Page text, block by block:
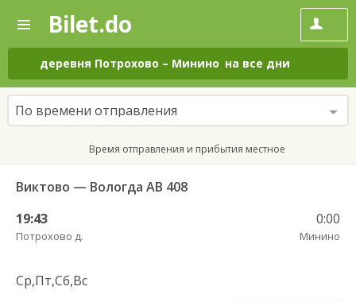
—
Поиск
и
покупка
билетов
на
автобус
онлайн
Bilet.do
деревня Потрохово – Минино на все дни
По времени отправления
Время отправления и прибытия местное
Виктово — Вологда АВ 408
19:43
Потрохово д.
0:00
Минино
Ср,Пт,Сб,Вс